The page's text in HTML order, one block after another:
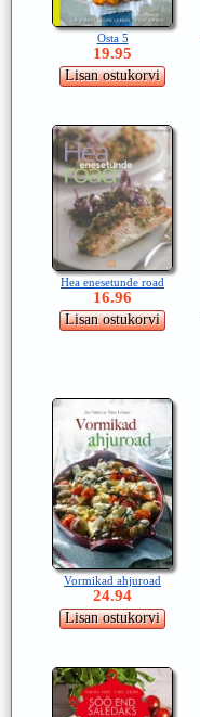
Osta 5
19.95
Hea enesetunde road
16.96
Vormikad ahjuroad
24.94